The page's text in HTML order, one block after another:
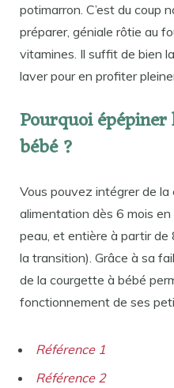
potimarron. C’est du coup
préparer, géniale rôtie au
vitamines. Il suffit de bien
laver pour en profiter
Pourquoi
bébé ?
Vous pouvez intégrer de
alimentation dès 6 mois
peau, et entière à partir de
la transition). Grâce à sa
de la courgette à bébé
fonctionnement de ses
Référence 1
Référence 2